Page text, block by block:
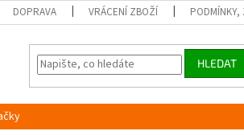
DOPRAVA VRÁCENÍ ZBOŽÍ PODMÍNKY,
HLEDAT